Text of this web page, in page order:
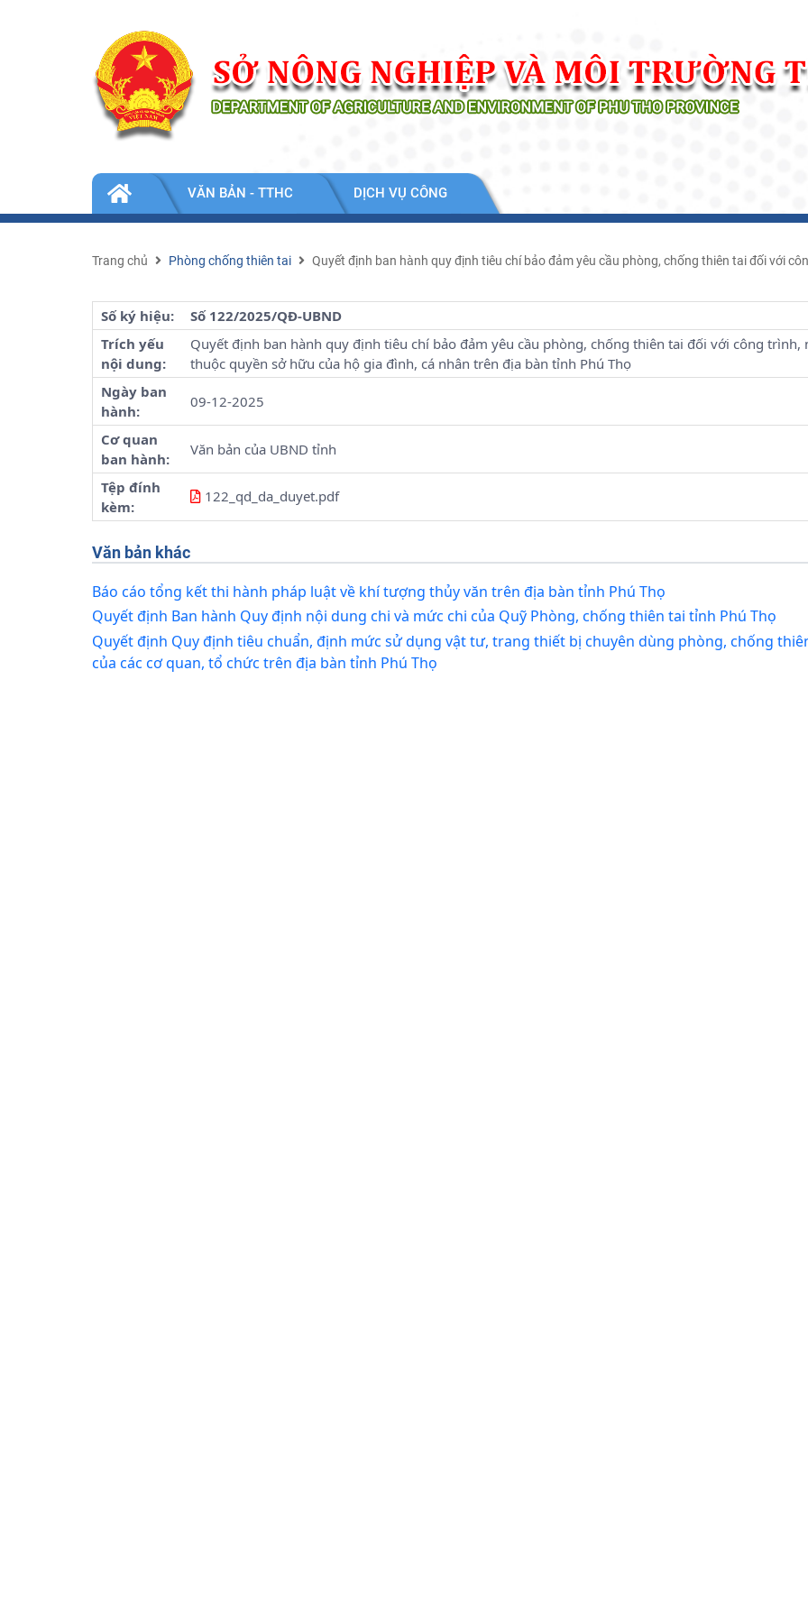
-
VĂN BẢN - TTHC DỊCH VỤ CÔNG
Trang chủ Phòng chống thiên tai Quyết định ban hành quy định tiêu chí bảo đảm yêu cầu phòng, chống thiên tai đối với
Số ký hiệu:
Số 122/2025/QĐ-UBND
Trích yếu
nội dung:
Quyết định ban hành quy định tiêu chí bảo đảm yêu cầu phòng, chống thiên tai đối với công trình,
thuộc quyền sở hữu của hộ gia đình, cá nhân trên địa bàn tỉnh Phú Thọ
Ngày ban
hành:
09-12-2025
Cơ quan
ban hành:
Văn bản của UBND tỉnh
Tệp đính
kèm:
122_qd_da_duyet.pdf
Văn bản khác
Báo cáo tổng kết thi hành pháp luật về khí tượng thủy văn trên địa bàn tỉnh Phú Thọ
Quyết định Ban hành Quy định nội dung chi và mức chi của Quỹ Phòng, chống thiên tai tỉnh Phú Thọ
Quyết định Quy định tiêu chuẩn, định mức sử dụng vật tư, trang thiết bị chuyên dùng phòng, chống
của các cơ quan, tổ chức trên địa bàn tỉnh Phú Thọ